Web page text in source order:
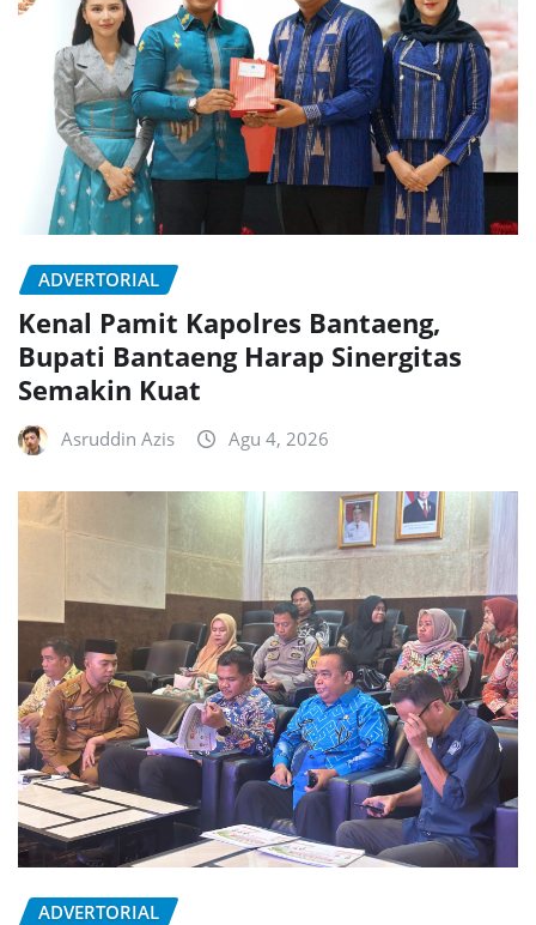
ADVERTORIAL
Kenal Pamit Kapolres Bantaeng,
Bupati Bantaeng Harap Sinergitas
Semakin Kuat
Asruddin Azis Agu 4, 2026
ADVERTORIAL